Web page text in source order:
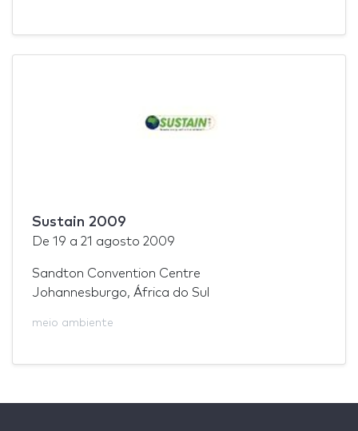
Sustain 2009
De 19 a 21 agosto 2009
Sandton Convention Centre
Johannesburgo, África do Sul
meio ambiente